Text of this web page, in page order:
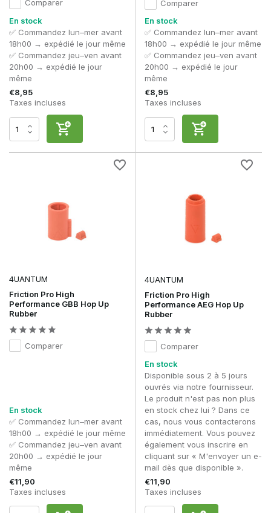
Chez Airsoft-Legends, vous trouverez une gamme de
produits 4UANTUM soigneusement sélectionnés. Nous ne
choisissons que des produits répondant à des exigences
élevées en matière de qualité, de performances et de
compatibilité.
Une gamme de mises à niveau soigneusement
sélectionnées
Des prix très compétitifs
Livraison rapide
Conseils d'experts
Des produits fiables de marques réputées
Foire aux questions sur 4UANTUM
4UANTUM est-elle une bonne marque ?
fiabilité des répliques d'airsoft.
À quelles répliques les produits 4UANTUM sont-ils
adaptés ?
De nombreux produits sont conçus pour les plateformes AEG
les plus courantes et sont compatibles avec divers systèmes
hop-up. Vérifiez toujours les caractéristiques techniques du
Quels sont les produits 4UANTUM les plus populaires
Les buckings « hop-up », les nubs et autres améliorations de
performances comptent parmi les produits les plus
plébiscités de la marque.
Les mises à niveau 4UANTUM conviennent-elles aux
débutants ?
Oui. De nombreux produits sont faciles à installer et
constituent une excellente première étape pour les joueurs
Comparer
En stock
✅ Commandez lun–mer avant
18h00 → expédié le jour même
✅ Commandez jeu–ven avant
20h00 → expédié le jour
même
€8,95
Taxes incluses
Comparer
En stock
✅ Commandez lun–mer avant
18h00 → expédié le jour même
✅ Commandez jeu–ven avant
20h00 → expédié le jour
même
€8,95
Taxes incluses
4UANTUM
Friction Pro High
Performance GBB Hop Up
Rubber
Comparer
En stock
✅ Commandez lun–mer avant
18h00 → expédié le jour même
✅ Commandez jeu–ven avant
20h00 → expédié le jour
même
€11,90
Taxes incluses
4UANTUM
Friction Pro High
Performance AEG Hop Up
Rubber
Comparer
En stock
Disponible sous 2 à 5 jours
ouvrés via notre fournisseur.
Le produit n'est pas non plus
en stock chez lui ? Dans ce
cas, nous vous contacterons
immédiatement. Vous pouvez
également vous inscrire en
cliquant sur « M'envoyer un e-
mail dès que disponible ».
€11,90
Taxes incluses